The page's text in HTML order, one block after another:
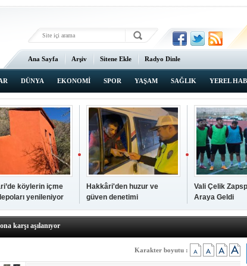
Ana Sayfa Arşiv Sitene Ekle Radyo Dinle
DÜNYA EKONOMİ SPOR YAŞAM SAĞLIK YEREL
köylerin içme
yenileniyor
Hakkâri'den huzur ve
güven denetimi
Vali Çelik
Araya Geldi
ve sendika temsilcilerini ağırladı
aile çaresiz kaldı
Başsavcısı Ufuk Turan görevine başladı
serinlik yolculuğu
Gençlerimiz için geleceğe yatırım yapıyoruz
Çifte Gurur
karşı aşılanıyor
kış manzarası
il başkanını görevden aldı
Karakter boyutu :